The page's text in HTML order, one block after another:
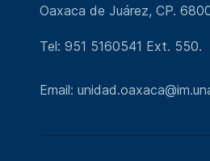
Oaxaca de Juárez, CP.
Tel: 951 5160541 Ext. 550.
Email: